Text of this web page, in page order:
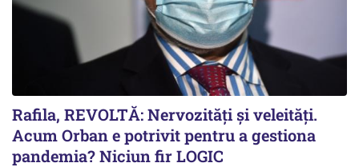
Rafila, REVOLTĂ: Nervozități și veleități.
Acum Orban e potrivit pentru a gestiona
pandemia? Niciun fir LOGIC